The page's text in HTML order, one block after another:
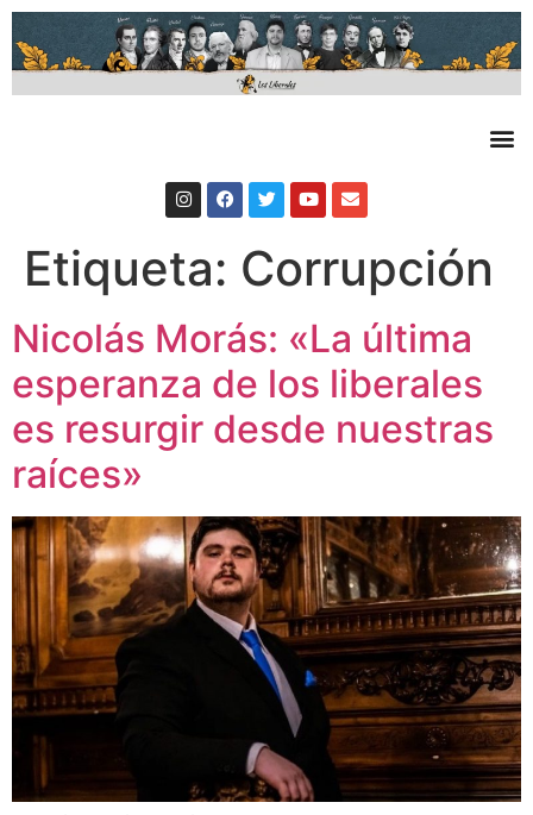
Etiqueta: Corrupción
Nicolás Morás: «La última
esperanza de los liberales
es resurgir desde nuestras
raíces»